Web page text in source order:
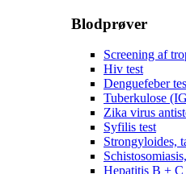
Blodprøver
Screening af
Hiv test
Denguefeber
Tuberkulose
Zika virus
Syfilis test
Strongyloides,
Hepatitis B + C